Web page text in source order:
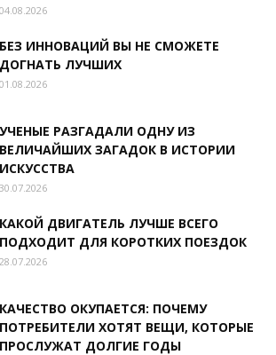
04.08.2026
БЕЗ ИННОВАЦИЙ ВЫ НЕ СМОЖЕТЕ
ДОГНАТЬ ЛУЧШИХ
01.08.2026
УЧЕНЫЕ РАЗГАДАЛИ ОДНУ ИЗ
ВЕЛИЧАЙШИХ ЗАГАДОК В ИСТОРИИ
ИСКУССТВА
30.07.2026
КАКОЙ ДВИГАТЕЛЬ ЛУЧШЕ ВСЕГО
ПОДХОДИТ ДЛЯ КОРОТКИХ ПОЕЗДОК
28.07.2026
КАЧЕСТВО ОКУПАЕТСЯ: ПОЧЕМУ
ПОТРЕБИТЕЛИ ХОТЯТ ВЕЩИ, КОТОРЫЕ
ПРОСЛУЖАТ ДОЛГИЕ ГОДЫ